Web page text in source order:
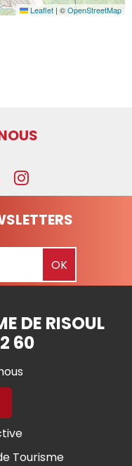
Leaflet | ©OpenStreetMap
DE RISOUL
60
Tourisme